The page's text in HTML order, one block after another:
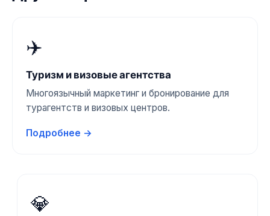
✈️
Туризм и визовые агентства
Многоязычный маркетинг и бронирование для
турагентств и визовых центров.
Подробнее →
💎